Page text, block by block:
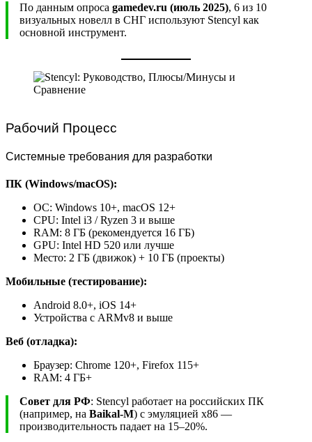
По данным опроса gamedev.ru (июль 2025), 6 из 10
визуальных новелл в СНГ используют Stencyl как
основной инструмент.
Рабочий Процесс
Системные требования для разработки
ПК (Windows/macOS):
ОС: Windows 10+, macOS 12+
CPU: Intel i3 / Ryzen 3 и выше
RAM: 8 ГБ (рекомендуется 16 ГБ)
GPU: Intel HD 520 или лучше
Место: 2 ГБ (движок) + 10 ГБ (проекты)
Мобильные (тестирование):
Android 8.0+, iOS 14+
Устройства с ARMv8 и выше
Веб (отладка):
Браузер: Chrome 120+, Firefox 115+
RAM: 4 ГБ+
Совет для РФ: Stencyl работает на российских ПК
(например, на Baikal-M) с эмуляцией x86 —
производительность падает на 15–20%.